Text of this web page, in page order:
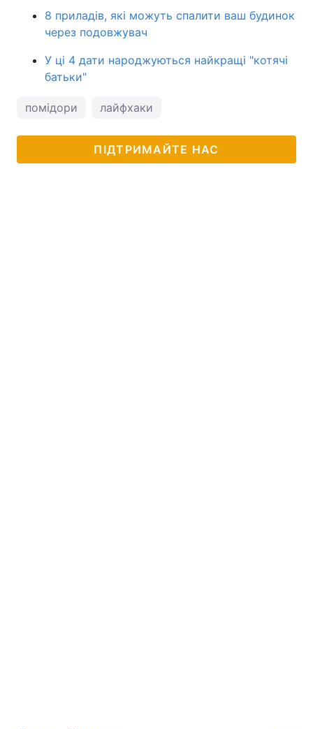
8 приладів, які можуть спалити ваш будинок
через подовжувач
У ці 4 дати народжуються найкращі "котячі
батьки"
помідори лайфхаки
ПІДТРИМАЙТЕ НАС